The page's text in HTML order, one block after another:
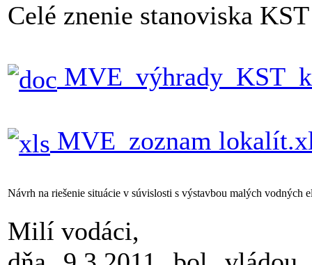
Celé znenie stanoviska
MVE_zoznam
Návrh na riešenie situácie v súvislosti s výstavbou malých vodných
Milí vodáci,